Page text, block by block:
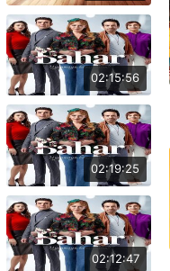
02:15:56
02:19:25
02:12:47